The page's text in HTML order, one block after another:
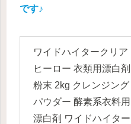
です♪
ワイドハイタークリア
ヒーロー 衣類用漂白剤
粉末 2kg クレンジング
パウダー 酵素系衣料用
漂白剤 ワイドハイター